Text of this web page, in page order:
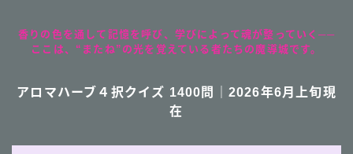
香りの色を通して記憶を呼び、学びによって魂が整っていく──
ここは、“またね”の光を覚えている者たちの魔導城です。
アロマハーブ４択クイズ 1400問｜2026年6月上旬現
在